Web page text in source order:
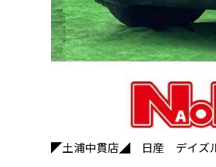
◤土浦中貫店◢ 日産 デイズ